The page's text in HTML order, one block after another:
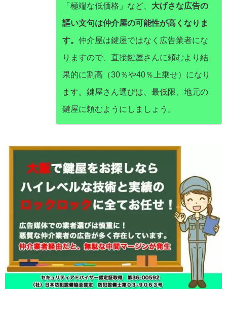
「極端な低価格」など、 大げさな広告の
謳い文句は仲介屋の可能性が高くなりま
す。 仲介屋は鍵屋ではなく広告業者にな
りますので、直接鍵屋さんに頼むより結
果的に割高（30％や40％上乗せ）になり
ます。鍵屋さん選びは、最低限、地元の
鍵屋に頼むようにしましょう。